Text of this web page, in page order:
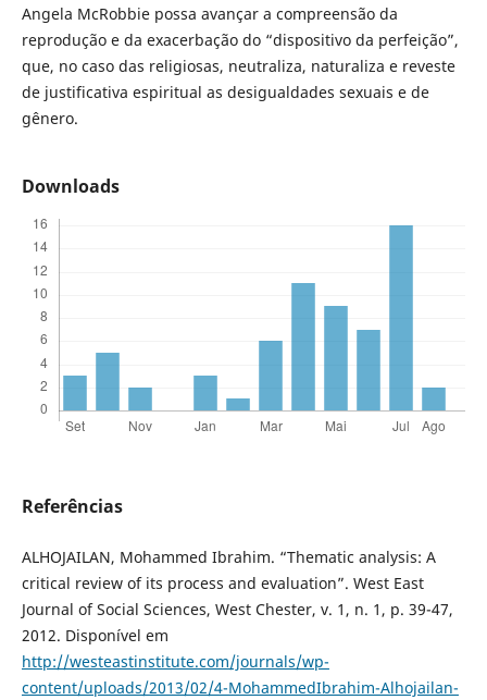
Angela McRobbie possa avançar a compreensão da
reprodução e da exacerbação do “dispositivo da perfeição”,
que, no caso das religiosas, neutraliza, naturaliza e reveste
de justificativa espiritual as desigualdades sexuais e de
gênero.
Downloads
Referências
ALHOJAILAN, Mohammed Ibrahim. “Thematic analysis: A
critical review of its process and evaluation”. West East
Journal of Social Sciences, West Chester, v. 1, n. 1, p. 39-47,
2012. Disponível em
http://westeastinstitute.com/journals/wp-
content/uploads/2013/02/4-MohammedIbrahim-Alhojailan-